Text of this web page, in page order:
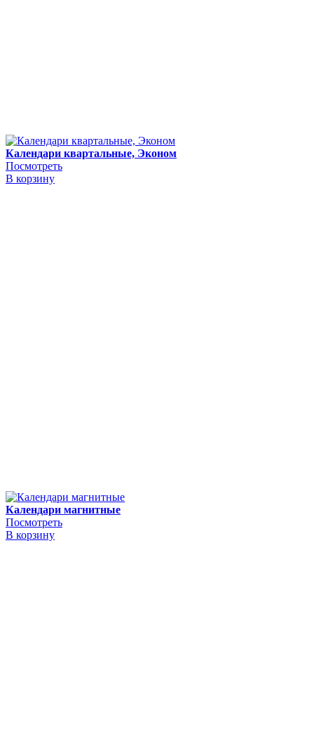
Календари квартальные, Эконом
Посмотреть
В корзину
Календари магнитные
Посмотреть
В корзину